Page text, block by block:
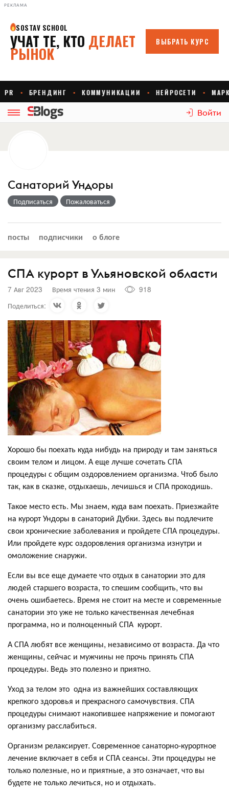
РЕКЛАМА
Войти
Санаторий Ундоры
Подписаться Пожаловаться
посты подписчики о блоге
СПА курорт в Ульяновской области
7 Авг 2023 Время чтения 3 мин
918
Поделиться:
Хорошо бы поехать куда нибудь на природу и там заняться
своим телом и лицом. А еще лучше сочетать СПА
процедуры с общим оздоровлением организма. Чтоб было
так, как в сказке, отдыхаешь, лечишься и СПА проходишь.
Такое место есть. Мы знаем, куда вам поехать. Приезжайте
на курорт Ундоры в санаторий Дубки. Здесь вы подлечите
свои хронические заболевания и пройдете СПА процедуры.
Или пройдете курс оздоровления организма изнутри и
омоложение снаружи.
Если вы все еще думаете что отдых в санатории это для
людей старшего возраста, то спешим сообщить, что вы
очень ошибаетесь. Время не стоит на месте и современные
санатории это уже не только качественная лечебная
программа, но и полноценный СПА курорт.
А СПА любят все женщины, независимо от возраста. Да что
женщины, сейчас и мужчины не прочь принять СПА
процедуры. Ведь это полезно и приятно.
Уход за телом это одна из важнейших составляющих
крепкого здоровья и прекрасного самочувствия. СПА
процедуры снимают накопившее напряжение и помогают
организму расслабиться.
Организм релаксирует. Современное санаторно-курортное
лечение включает в себя и СПА сеансы. Эти процедуры не
только полезные, но и приятные, а это означает, что вы
будете не только лечиться, но и отдыхать.